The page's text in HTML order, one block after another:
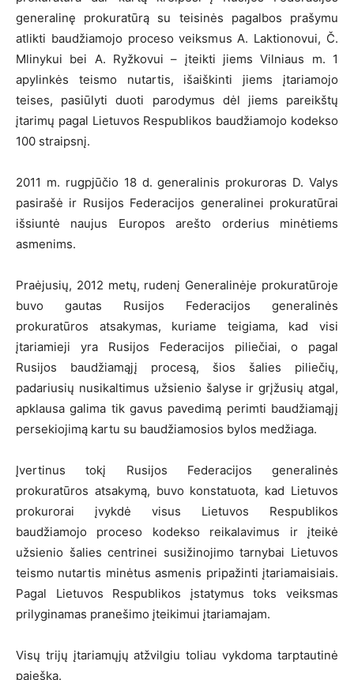
generalinę prokuratūrą su teisinės pagalbos prašymu
atlikti baudžiamojo proceso veiksmus A. Laktionovui, Č.
Mlinykui bei A. Ryžkovui – įteikti jiems Vilniaus m. 1
apylinkės teismo nutartis, išaiškinti jiems įtariamojo
teises, pasiūlyti duoti parodymus dėl jiems pareikštų
įtarimų pagal Lietuvos Respublikos baudžiamojo kodekso
100 straipsnį.
2011 m. rugpjūčio 18 d. generalinis prokuroras D. Valys
pasirašė ir Rusijos Federacijos generalinei prokuratūrai
išsiuntė naujus Europos arešto orderius minėtiems
asmenims.
Praėjusių, 2012 metų, rudenį Generalinėje prokuratūroje
buvo gautas Rusijos Federacijos generalinės
prokuratūros atsakymas, kuriame teigiama, kad visi
įtariamieji yra Rusijos Federacijos piliečiai, o pagal
Rusijos baudžiamąjį procesą, šios šalies piliečių,
padariusių nusikaltimus užsienio šalyse ir grįžusių atgal,
apklausa galima tik gavus pavedimą perimti baudžiamąjį
persekiojimą kartu su baudžiamosios bylos medžiaga.
Įvertinus tokį Rusijos Federacijos generalinės
prokuratūros atsakymą, buvo konstatuota, kad Lietuvos
prokurorai įvykdė visus Lietuvos Respublikos
baudžiamojo proceso kodekso reikalavimus ir įteikė
užsienio šalies centrinei susižinojimo tarnybai Lietuvos
teismo nutartis minėtus asmenis pripažinti įtariamaisiais.
Pagal Lietuvos Respublikos įstatymus toks veiksmas
prilyginamas pranešimo įteikimui įtariamajam.
Visų trijų įtariamųjų atžvilgiu toliau vykdoma tarptautinė
paieška.